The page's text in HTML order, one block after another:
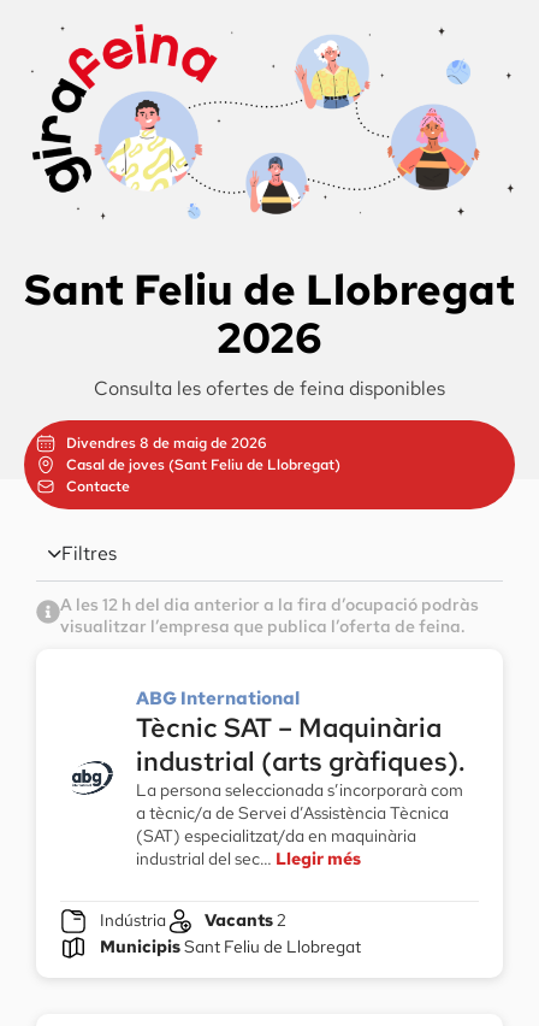
Sant Feliu de Llobregat
2026
Consulta les ofertes de feina disponibles
Divendres 8 de maig de 2026
Casal de joves (Sant Feliu de Llobregat)
Contacte
Filtres
A les 12 h del dia anterior a la fira d’ocupació podràs
visualitzar l’empresa que publica l’oferta de feina.
ABG International
Tècnic SAT – Maquinària
industrial (arts gràfiques).
La persona seleccionada s’incorporarà com
a tècnic/a de Servei d’Assistència Tècnica
(SAT) especialitzat/da en maquinària
industrial del sec… Llegir més
Indústria Vacants2
MunicipisSant Feliu de Llobregat